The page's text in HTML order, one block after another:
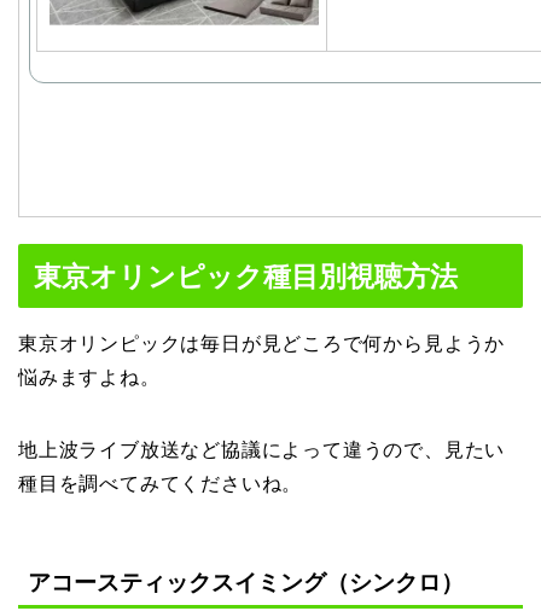
東京オリンピック種目別視聴方法
東京オリンピックは毎日が見どころで何から見ようか
悩みますよね。
地上波ライブ放送など協議によって違うので、見たい
種目を調べてみてくださいね。
アコースティックスイミング（シンクロ）